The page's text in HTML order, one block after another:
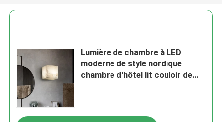
Lumière de chambre à LED
moderne de style nordique
chambre d'hôtel lit couloir de